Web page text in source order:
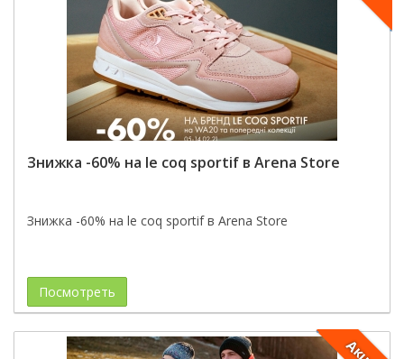
Знижка -60% на le coq sportif в Arena Store
Знижка -60% на le coq sportif в Arena Store
Посмотреть